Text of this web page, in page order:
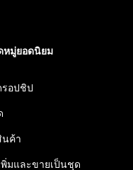
หมู่ยอดนิยม
รอปชิป
นค้า
พิ่มและขายเป็นชุด